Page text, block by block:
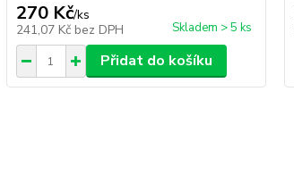
270 Kč/ks
241,07 Kč bez DPH Skladem > 5 ks
Přidat do košíku